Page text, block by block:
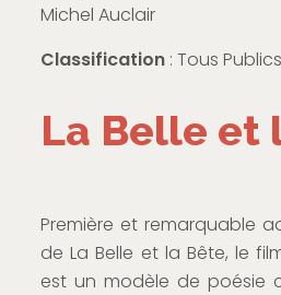
Michel Auclair
Classification : Tous Publics
La Belle et
Première et remarquable
de La Belle et la Bête, le
est un modèle de poésie